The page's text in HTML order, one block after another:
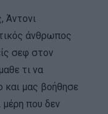
Άντονι
άνθρωπος
σεφ στον
τι να
και μας βοήθησε
που δεν